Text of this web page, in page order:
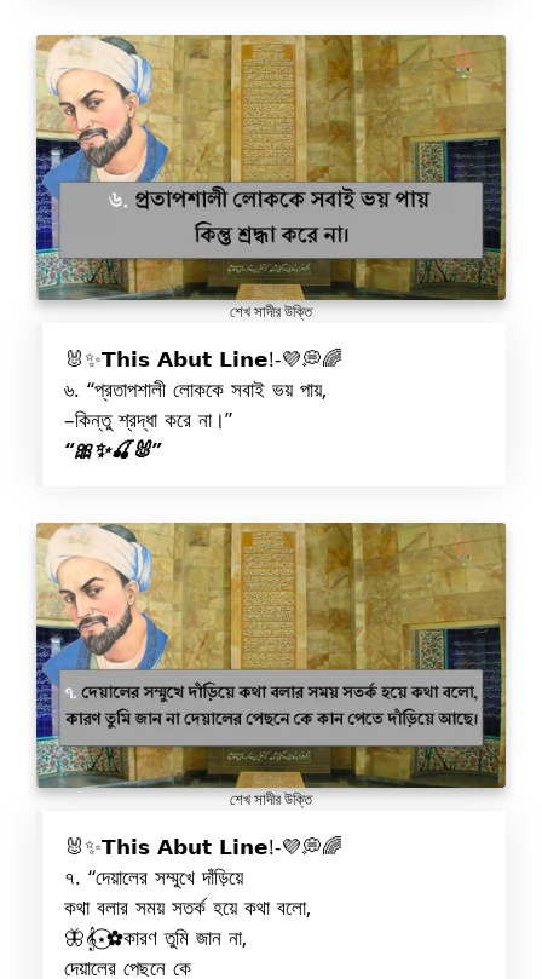
শেখ সাদীর উক্তি
🐰✨𝗧𝗵𝗶𝘀 𝗔𝗯𝘂𝘁 𝗟𝗶𝗻𝗲!-💜💭🌈
৬. “প্রতাপশালী লোককে সবাই ভয় পায়,
–কিন্তু শ্রদ্ধা করে না।”
“🎀✨🍒🐰”
শেখ সাদীর উক্তি
🐰✨𝗧𝗵𝗶𝘀 𝗔𝗯𝘂𝘁 𝗟𝗶𝗻𝗲!-💜💭🌈
৭. “দেয়ালের সম্মুখে দাঁড়িয়ে
কথা বলার সময় সতর্ক হয়ে কথা বলো,
🦋𝄞⋆⃝✿কারণ তুমি জান না,
দেয়ালের পেছনে কে